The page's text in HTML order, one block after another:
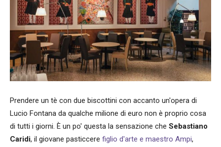
Prendere un tè con due biscottini con accanto un'opera di
Lucio Fontana da qualche milione di euro non è proprio cosa
di tutti i giorni. È un po' questa la sensazione che Sebastiano
Caridi, il giovane pasticcere figlio d'arte e maestro Ampi,